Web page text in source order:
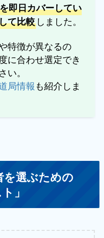
即日カバーしてい
て比較 しました。
特徴が異なるの
に合わせ選定でき
。
局情報も紹介しま
を選ぶための
」